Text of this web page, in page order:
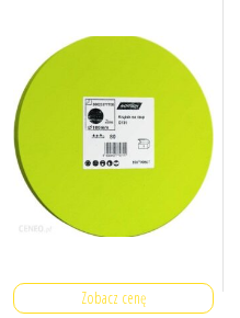
Zobacz cenę